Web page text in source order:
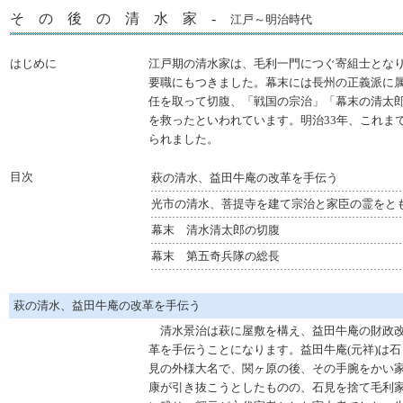
そ の 後 の 清 水 家 - 江戸～明治時代
はじめに
江戸期の清水家は、毛利一門につぐ寄組士とな
要職にもつきました。幕末には長州の正義派に
任を取って切腹、「戦国の宗治」「幕末の清太
を救ったといわれています。明治33年、これま
られました。
目次
萩の清水、益田牛庵の改革を手伝う
光市の清水、菩提寺を建て宗治と家臣の霊をと
幕末 清水清太郎の切腹
幕末 第五奇兵隊の総長
萩の清水、益田牛庵の改革を手伝う
清水景治は萩に屋敷を構え、益田牛庵の財政
革を手伝うことになります。益田牛庵(元祥)は石
見の外様大名で、関ヶ原の後、その手腕をかい
康が引き抜こうとしたものの、石見を捨て毛利